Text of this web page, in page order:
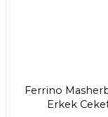
Ferrino
Erkek